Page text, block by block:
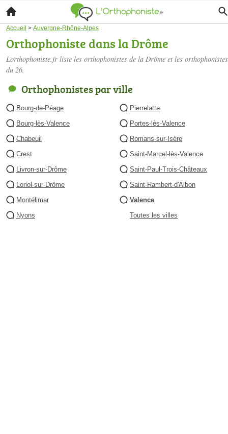
Accueil > Auvergne-Rhône-Alpes
Orthophoniste dans la Drôme
Lorthophoniste.fr liste les orthophonistes de la Drôme et les orthophonistes
du 26.
Orthophonistes par ville
Bourg-de-Péage
Bourg-lès-Valence
Chabeuil
Crest
Livron-sur-Drôme
Loriol-sur-Drôme
Montélimar
Nyons
Pierrelatte
Portes-lès-Valence
Romans-sur-Isère
Saint-Marcel-lès-Valence
Saint-Paul-Trois-Châteaux
Saint-Rambert-d'Albon
Valence
Toutes les villes